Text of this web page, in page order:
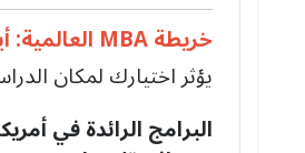
خريطة MBA العالمية: أين تدرس؟
يؤثر اختيارك لمكان
البرامج الرائدة في